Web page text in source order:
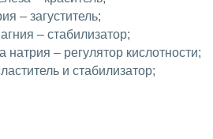
– загуститель;
– стабилизатор;
натрия – регулятор кислотности;
и стабилизатор;